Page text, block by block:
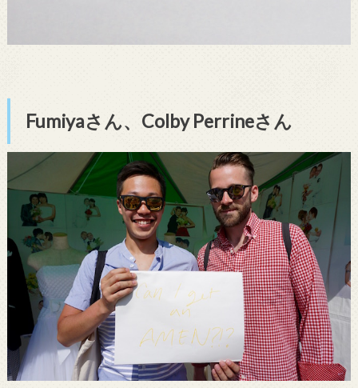
Fumiyaさん、Colby Perrineさん